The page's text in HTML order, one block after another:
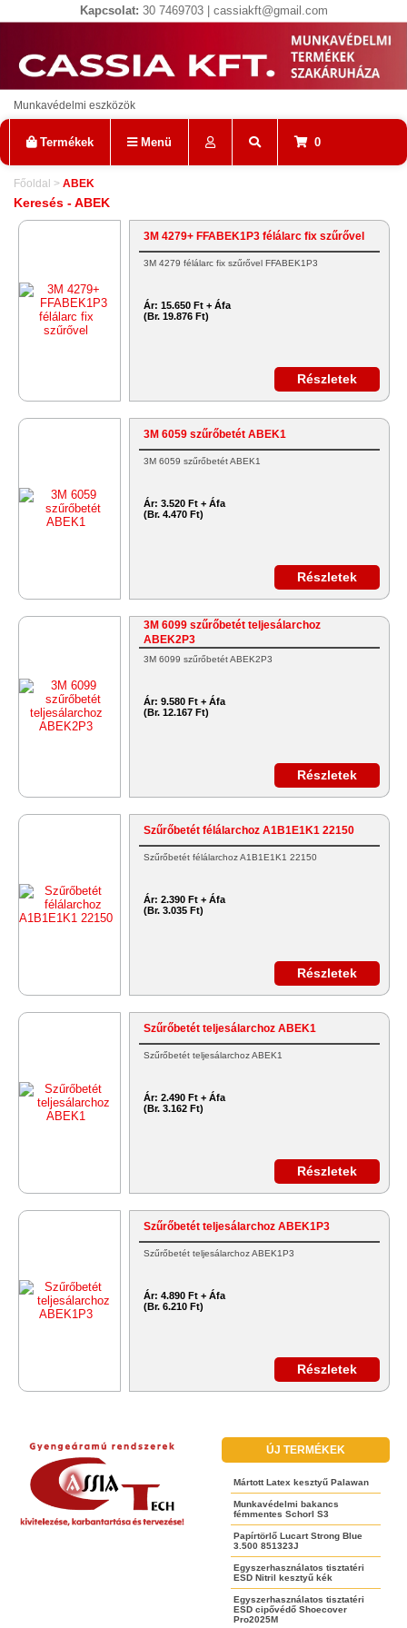
Kapcsolat: 30 7469703 | cassiakft@gmail.com
Munkavédelmi eszközök
Termékek Menü 0
Főoldal > ABEK
Keresés - ABEK
3M 4279+ FFABEK1P3 félálarc fix szűrővel
3M 4279 félálarc fix szűrővel FFABEK1P3
Ár: 15.650 Ft + Áfa
(Br. 19.876 Ft)
Részletek
3M 6059 szűrőbetét ABEK1
3M 6059 szűrőbetét ABEK1
Ár: 3.520 Ft + Áfa
(Br. 4.470 Ft)
Részletek
3M 6099 szűrőbetét teljesálarchoz
ABEK2P3
3M 6099 szűrőbetét ABEK2P3
Ár: 9.580 Ft + Áfa
(Br. 12.167 Ft)
Részletek
Szűrőbetét félálarchoz A1B1E1K1 22150
Szűrőbetét félálarchoz A1B1E1K1 22150
Ár: 2.390 Ft + Áfa
(Br. 3.035 Ft)
Részletek
Szűrőbetét teljesálarchoz ABEK1
Szűrőbetét teljesálarchoz ABEK1
Ár: 2.490 Ft + Áfa
(Br. 3.162 Ft)
Részletek
Szűrőbetét teljesálarchoz ABEK1P3
Szűrőbetét teljesálarchoz ABEK1P3
Ár: 4.890 Ft + Áfa
(Br. 6.210 Ft)
Részletek
ÚJ TERMÉKEK
Mártott Latex kesztyű Palawan
Munkavédelmi bakancs
fémmentes Schorl S3
Papírtörlő Lucart Strong Blue
3.500 851323J
Egyszerhasználatos tisztatéri
ESD Nitril kesztyű kék
Egyszerhasználatos tisztatéri
ESD cipővédő Shoecover
Pro2025M